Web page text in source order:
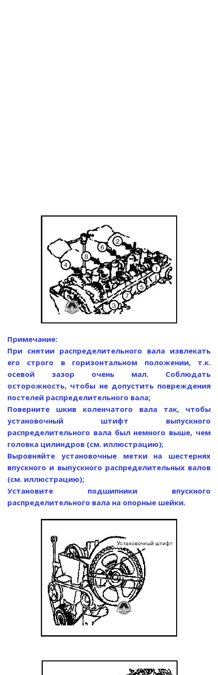
Примечание:
При снятии распределительного вала извлекать
его строго в горизонтальном положении, т.к.
осевой зазор очень мал. Соблюдать
осторожность, чтобы не допустить повреждения
постелей распределительного вала;
Поверните шкив коленчатого вала так, чтобы
установочный штифт выпускного
распределительного вала был немного выше, чем
головка цилиндров (см. иллюстрацию);
Выровняйте установочные метки на шестернях
впускного и выпускного распределительных валов
(см. иллюстрацию);
Установите подшипники впускного
распределительного вала на опорные шейки.